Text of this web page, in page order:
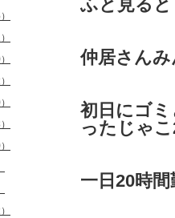
ふと見ると
仲居さん
初日にゴ
ったじゃ
一日20時